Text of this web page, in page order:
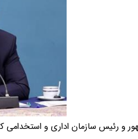
و رئیس سازمان اداری و استخدامی